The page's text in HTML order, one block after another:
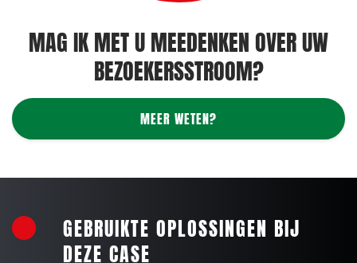
MAG IK MET U MEEDENKEN OVER UW
BEZOEKERSSTROOM?
MEER WETEN?
GEBRUIKTE OPLOSSINGEN BIJ
DEZE CASE